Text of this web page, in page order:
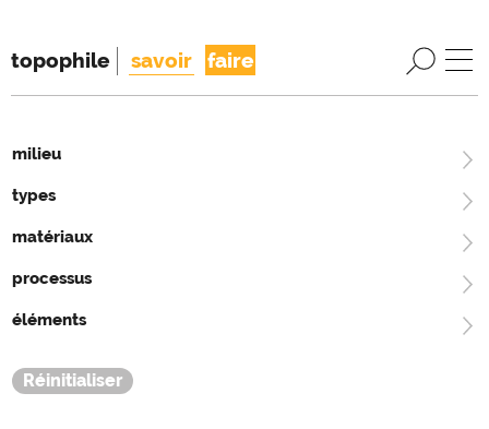
topophile savoir faire
milieu
types
matériaux
processus
éléments